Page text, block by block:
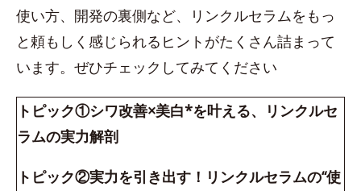
使い方、開発の裏側など、リンクルセラムをもっ
と頼もしく感じられるヒントがたくさん詰まって
います。ぜひチェックしてみてください
トピック①シワ改善×美白*を叶える、リンクルセ
ラムの実力解剖
トピック②実力を引き出す！リンクルセラムの“使